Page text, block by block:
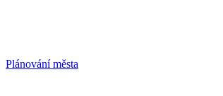
Plánování města